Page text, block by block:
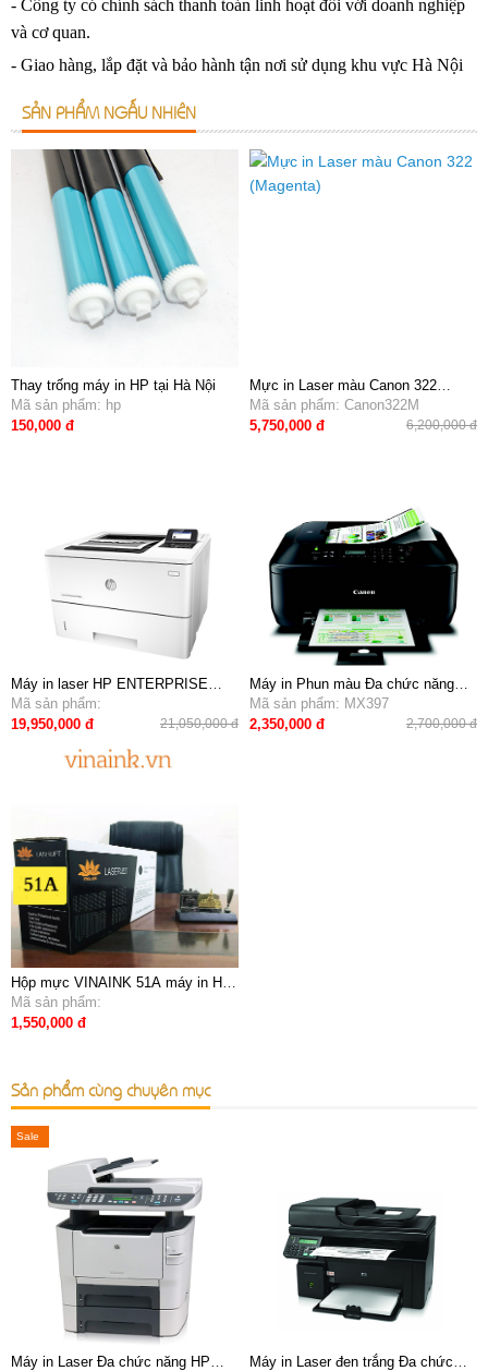
- Công ty có chính sách thanh toán linh hoạt đối với doanh nghiệp
và cơ quan.
- Giao hàng, lắp đặt và bảo hành tận nơi sử dụng khu vực Hà Nội
SẢN PHẨM NGẪU NHIÊN
Thay trống máy in HP tại Hà Nội
Mã sản phẩm: hp
150,000 đ
Mực in Laser màu Canon 322
(Magenta)Mã sản phẩm: Canon322M
5,750,000 đ
6,200,000 đ
Máy in laser HP ENTERPRISE
M506N Mã sản phẩm:
19,950,000 đ
21,050,000 đ
Máy in Phun màu Đa chức năng
Canon Pixma MX397 (in A4, quét,
copy, fax)
Mã sản phẩm: MX397
2,350,000 đ
2,700,000 đ
Hộp mực VINAINK 51A máy in HP
M3027,3035,3005
Mã sản phẩm:
1,550,000 đ
Sản phẩm cùng chuyên mục
Sale
Máy in Laser Đa chức năng HP
Máy in Laser đen trắng Đa chức